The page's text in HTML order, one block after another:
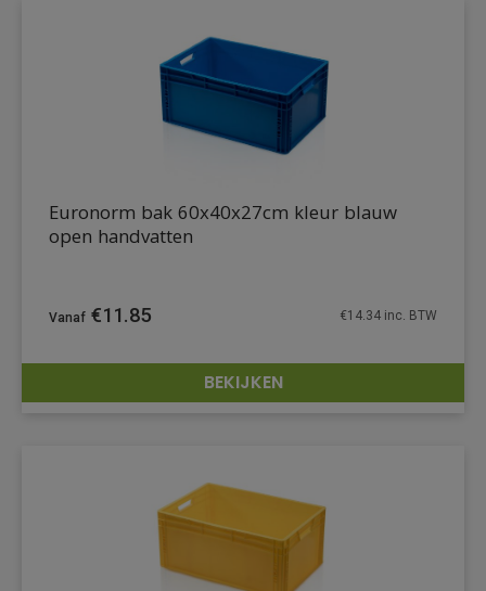
DETAILS
Euronorm bak 60x40x27cm kleur blauw
open handvatten
€11.85 €14.34 inc. BTW
BEKIJKEN